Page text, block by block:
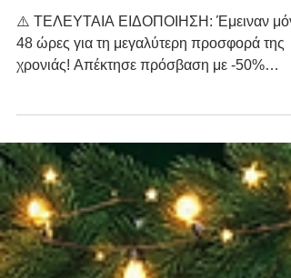
(και χάσεις το PS5)
⚠️ ΤΕΛΕΥΤΑΙΑ ΕΙΔΟΠΟΙΗΣΗ: Έμειναν
μέρες δωρεάν VIP Tips. Κωδικός: XRIST25